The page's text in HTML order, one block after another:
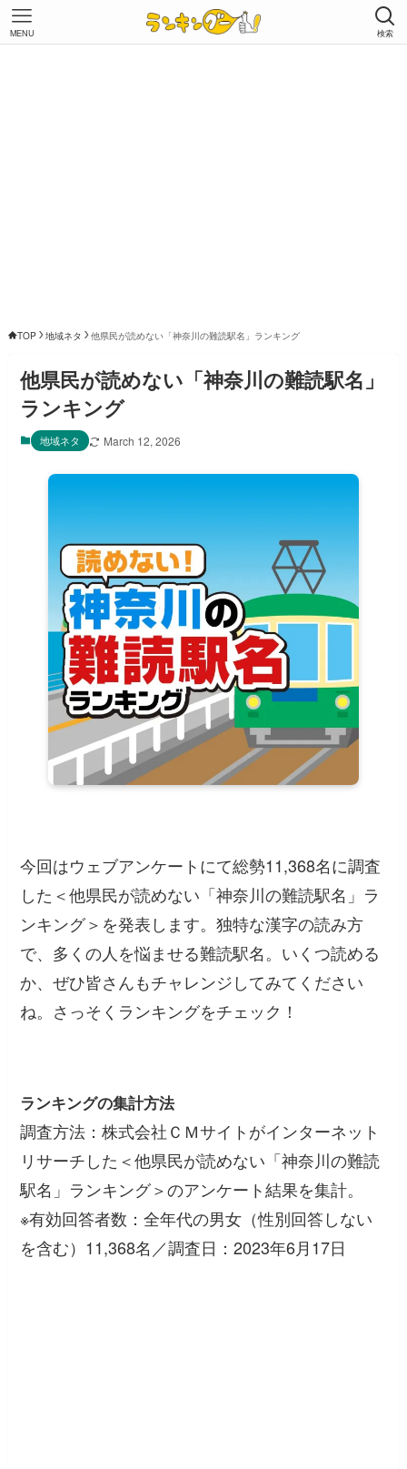
検索
MENU
TOP 地域ネタ 他県民が読めない「神奈川の難読駅名」ランキング
他県民が読めない「神奈川の難読駅名」
ランキング
地域ネタ March 12, 2026
今回はウェブアンケートにて総勢11,368名に調査
した＜他県民が読めない「神奈川の難読駅名」ラ
ンキング＞を発表します。独特な漢字の読み方
で、多くの人を悩ませる難読駅名。いくつ読める
か、ぜひ皆さんもチャレンジしてみてください
ね。さっそくランキングをチェック！
ランキングの集計方法
調査方法：株式会社ＣＭサイトがインターネット
リサーチした＜他県民が読めない「神奈川の難読
駅名」ランキング＞のアンケート結果を集計。
※有効回答者数：全年代の男女（性別回答しない
を含む）11,368名／調査日：2023年6月17日